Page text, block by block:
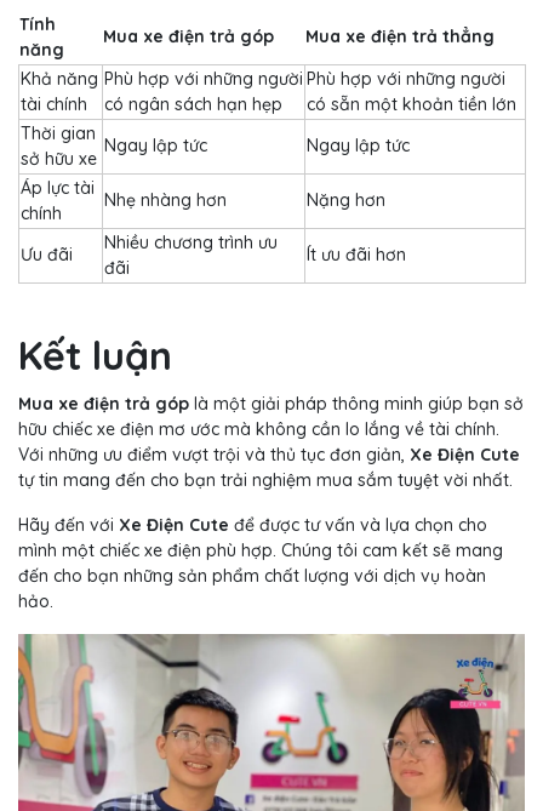
Tính
năng
Mua xe điện trả góp
Mua xe điện trả thẳng
Khả năng
tài chính
Phù hợp với những người
có ngân sách hạn hẹp
Phù hợp với những người
có sẵn một khoản tiền lớn
Thời gian
sở hữu xe
Ngay lập tức
Ngay lập tức
Áp lực tài
chính
Nhẹ nhàng hơn Nặng hơn
Ưu đãi
Nhiều chương trình ưu
đãi
Ít ưu đãi hơn
Kết luận
Mua xe điện trả góp là một giải pháp thông minh giúp bạn sở
hữu chiếc xe điện mơ ước mà không cần lo lắng về tài chính.
Với những ưu điểm vượt trội và thủ tục đơn giản, Xe Điện Cute
tự tin mang đến cho bạn trải nghiệm mua sắm tuyệt vời nhất.
Hãy đến với Xe Điện Cute để được tư vấn và lựa chọn cho
mình một chiếc xe điện phù hợp. Chúng tôi cam kết sẽ mang
đến cho bạn những sản phẩm chất lượng với dịch vụ hoàn
hảo.